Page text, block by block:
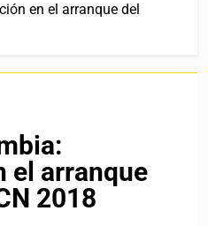
en el arranque del
el arranque
2018